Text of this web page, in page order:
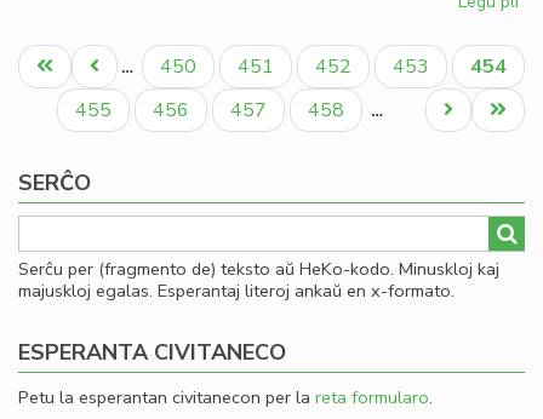
de
la
Pagination
Unua
paĝo
Antaŭa
paĝo
… Paĝo
450 Paĝo
451 Paĝo
452 Paĝo
453
Aktuala
paĝo
454
Paĝo
455 Paĝo
456 Paĝo
457 Paĝo
458 …
Last
page
Next
page
SERĈO
Serĉu per (fragmento de) teksto aŭ HeKo-kodo. Minuskloj kaj
majuskloj egalas. Esperantaj literoj ankaŭ en x-formato.
ESPERANTA CIVITANECO
Petu la esperantan civitanecon per la reta formularo.